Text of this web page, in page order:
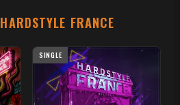
HARDSTYLE FRANCE
SINGLE